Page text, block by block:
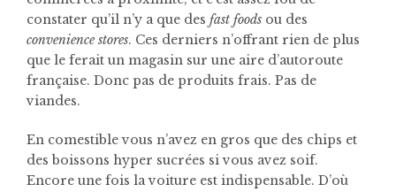
constater qu’il n’y a que des fast foods ou des
convenience stores. Ces derniers n’offrant rien de plus
que le ferait un magasin sur une aire d’autoroute
française. Donc pas de produits frais. Pas de
viandes.
En comestible vous n’avez en gros que des chips et
des boissons hyper sucrées si vous avez soif.
Encore une fois la voiture est indispensable. D’où